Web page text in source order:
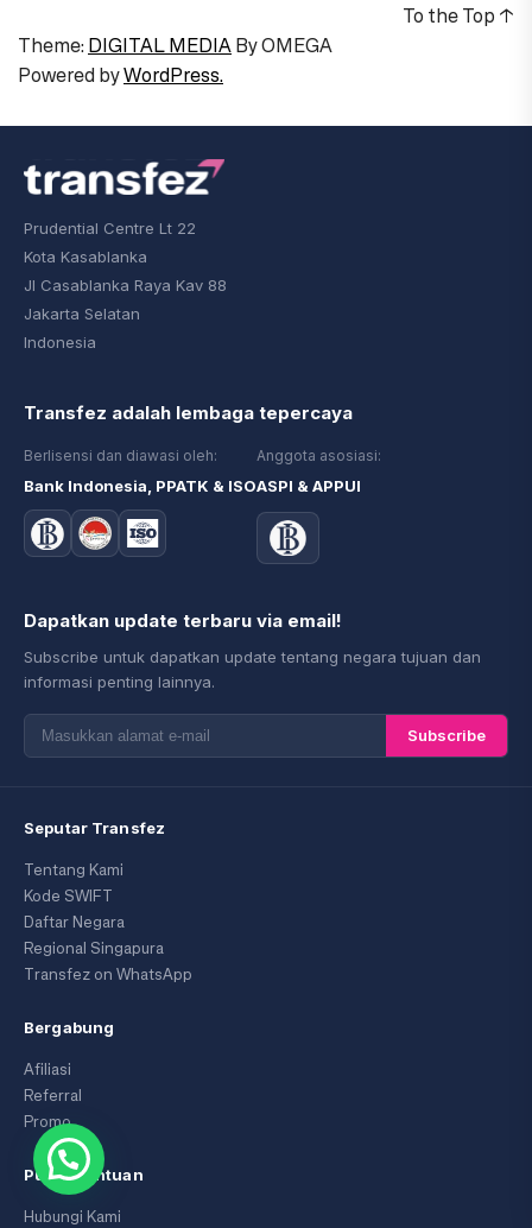
Theme: DIGITAL MEDIAByOMEGA
Powered byWordPress.
To the Top ↑
Prudential Centre Lt 22
Kota Kasablanka
Jl Casablanka Raya Kav 88
Jakarta Selatan
Indonesia
Transfez adalah lembaga tepercaya
Berlisensi dan diawasi oleh:
Bank Indonesia, PPATK & ISO
Anggota asosiasi:
ASPI & APPUI
Dapatkan update terbaru via email!
Subscribe untuk dapatkan update tentang negara tujuan dan
informasi penting lainnya.
Subscribe
Seputar Transfez
Tentang Kami
Kode SWIFT
Daftar Negara
Regional Singapura
Transfez on WhatsApp
Bergabung
Afiliasi
Referral
Promo
Pusat Bantuan
Hubungi Kami